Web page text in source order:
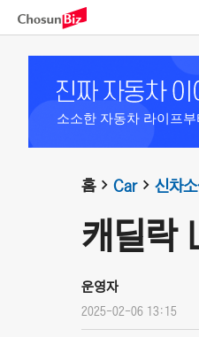
소소한 자동차 라이프
홈 Car 신차
캐딜락
운영자
2025-02-06 13:15